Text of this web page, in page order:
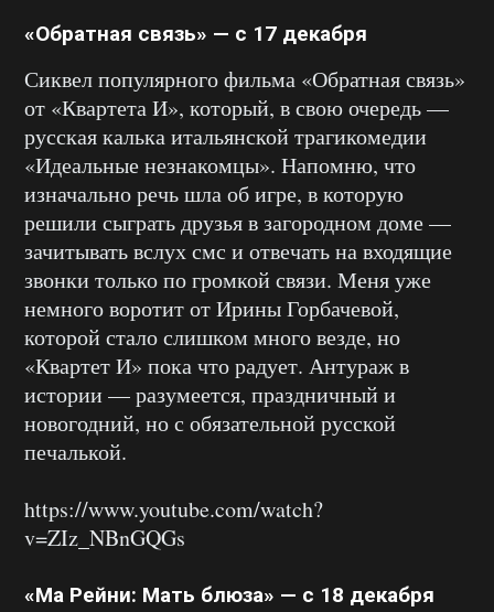
«Обратная связь» — с 17 декабря
Сиквел популярного фильма «Обратная связь»
от «Квартета И», который, в свою очередь —
русская калька итальянской трагикомедии
«Идеальные незнакомцы». Напомню, что
изначально речь шла об игре, в которую
решили сыграть друзья в загородном доме —
зачитывать вслух смс и отвечать на входящие
звонки только по громкой связи. Меня уже
немного воротит от Ирины Горбачевой,
которой стало слишком много везде, но
«Квартет И» пока что радует. Антураж в
истории — разумеется, праздничный и
новогодний, но с обязательной русской
печалькой.
https://www.youtube.com/watch?
v=ZIz_NBnGQGs
«Ма Рейни: Мать блюза» — с 18 декабря